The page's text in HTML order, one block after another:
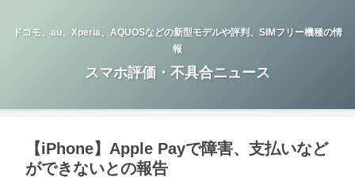
ドコモ、au、Xperia、AQUOSなどの新型モデルや評判、SIMフリー機種の情
報
スマホ評価・不具合ニュース
【iPhone】Apple Payで障害、支払いなど
ができないとの報告